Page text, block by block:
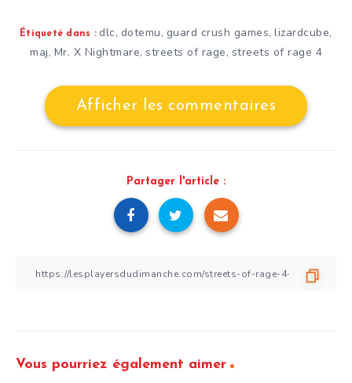
Étiqueté dans : dlc, dotemu, guard crush games,lizardcube,
maj, Mr. X Nightmare, streets of rage, streets of rage 4
Afficher les commentaires
Partager l'article :
Vous pourriez également aimer